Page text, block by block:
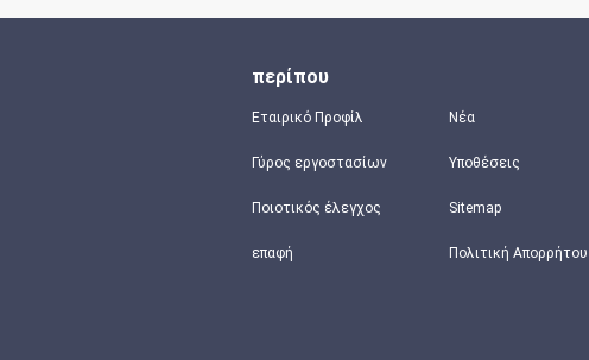
περίπου
Εταιρικό Προφίλ
Γύρος εργοστασίων
Ποιοτικός έλεγχος
επαφή
Νέα
Υποθέσεις
Sitemap
Πολιτική Απορρήτου